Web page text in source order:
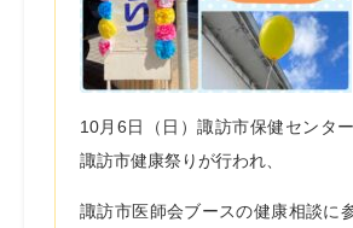
10月 6日（日）諏訪市保健センタ
諏訪市健康祭りが行われ、
諏訪市医師会ブースの健康相談に